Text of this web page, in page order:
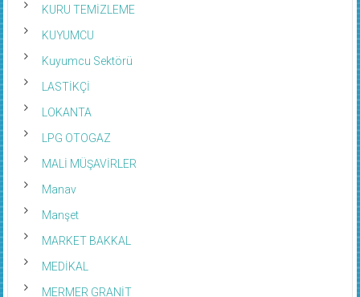
KURU TEMİZLEME
KUYUMCU
Kuyumcu Sektörü
LASTİKÇİ
LOKANTA
LPG OTOGAZ
MALİ MÜŞAVİRLER
Manav
Manşet
MARKET BAKKAL
MEDİKAL
MERMER GRANİT